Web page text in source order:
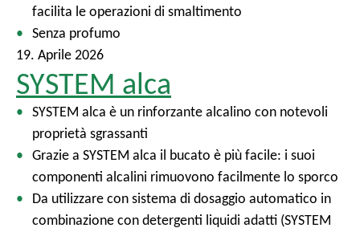
facilita le operazioni di smaltimento
Senza profumo
19. Aprile 2026
SYSTEM alca
SYSTEM alca è un rinforzante alcalino con notevoli
proprietà sgrassanti
Grazie a SYSTEM alca il bucato è più facile: i suoi
componenti alcalini rimuovono facilmente lo sporco
Da utilizzare con sistema di dosaggio automatico in
combinazione con detergenti liquidi adatti (SYSTEM